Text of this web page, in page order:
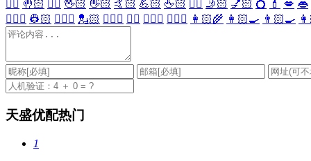
✋🏻 🤚🏻 🖐🏻 🖖🏻 👋🏻 🤙🏻 💪🏻 🖕🏻 ✍🏻 🤳🏻 💅🏻 💍 💄 💋 👄
👷🏻‍♀️ 👷🏻 💂🏻‍♀️ 💂🏻 🕵🏻‍♀️ 🕵🏻 👩🏻‍⚕️ 👨🏻‍⚕️ 👩🏻‍🌾 👩🏻‍🍳 👨🏻‍🍳
天盛优配热门
1